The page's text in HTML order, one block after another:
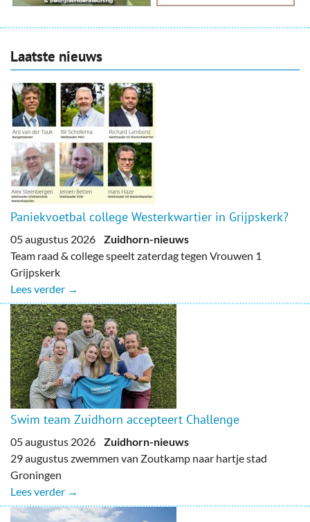
Laatste nieuws
Paniekvoetbal college Westerkwartier in Grijpskerk?
05 augustus 2026 Zuidhorn-nieuws
Team raad & college speelt zaterdag tegen Vrouwen 1
Grijpskerk
Lees verder →
Swim team Zuidhorn accepteert Challenge
05 augustus 2026 Zuidhorn-nieuws
29 augustus zwemmen van Zoutkamp naar hartje stad
Groningen
Lees verder →